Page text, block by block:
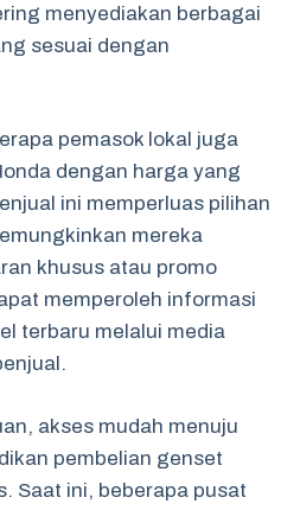
menyediakan berbagai
sesuai dengan
pemasok lokal juga
dengan harga yang
ini memperluas pilihan
mereka
khusus atau promo
memperoleh informasi
terbaru melalui media
akses mudah menuju
pembelian genset
Saat ini, beberapa pusat